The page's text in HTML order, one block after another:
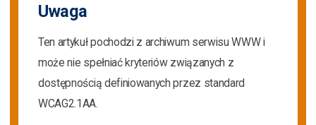
Uwaga
Ten artykuł pochodzi z archiwum serwisu WWW i
może nie spełniać kryteriów związanych z
dostępnością definiowanych przez standard
WCAG2.1AA.